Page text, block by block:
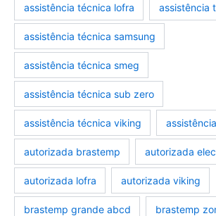
assistência técnica lofra assistência
assistência técnica samsung
assistência técnica smeg
assistência técnica sub zero
assistência técnica viking
autorizada brastemp autorizada
autorizada lofra autorizada viking
brastemp grande abcd brastemp